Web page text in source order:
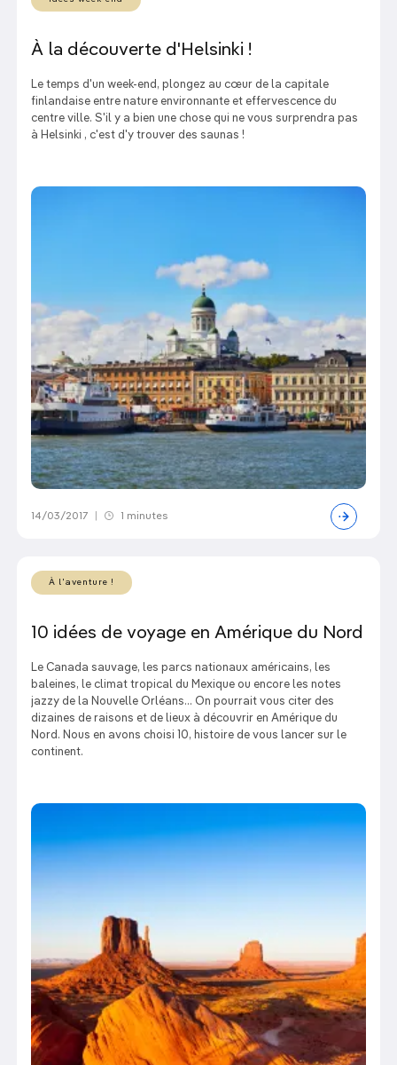
À la découverte d'Helsinki !
Le temps d'un week-end, plongez au cœur de la capitale
finlandaise entre nature environnante et effervescence du
centre ville. S'il y a bien une chose qui ne vous surprendra pas
à Helsinki , c'est d'y trouver des saunas !
14/03/2017 1 minutes
À l'aventure !
10 idées de voyage en Amérique du Nord
Le Canada sauvage, les parcs nationaux américains, les
baleines, le climat tropical du Mexique ou encore les notes
jazzy de la Nouvelle Orléans... On pourrait vous citer des
dizaines de raisons et de lieux à découvrir en Amérique du
Nord. Nous en avons choisi 10, histoire de vous lancer sur le
continent.